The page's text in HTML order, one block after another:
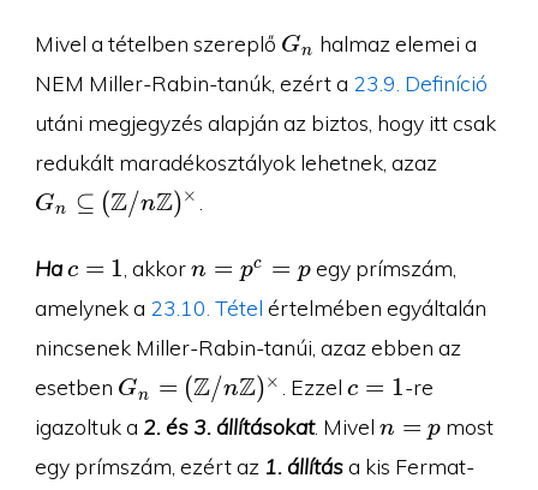
Mivel a tételben szereplő G_n
Gn halmaz elemei a
NEM Miller-Rabin-tanúk, ezért a 23.9. Definíció
utáni megjegyzés alapján az biztos, hogy itt csak
redukált maradékosztályok lehetnek, azaz
Gn ⊆ (Z/nZ)×
Hac=1
c = 1, akkorn=p^c=p
n = pc = p egy prímszám,
amelynek a 23.10. Tétel értelmében egyáltalán
nincsenek Miller-Rabin-tanúi, azaz ebben az
esetben G_n=
(\Z/n\Z)^{\times}
Gn = (Z/nZ)× . Ezzelc=1
c = 1-re
igazoltuk a 2. és 3. állításokat. Mivel n=p
n = p most
egy prímszám, ezért az 1. állítása kis Fermat-